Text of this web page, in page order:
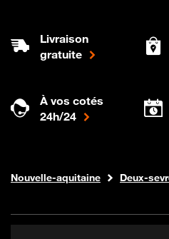
Livraison
gratuite
À vos cotés
24h/24
Boutique Orange
Internet fibre
Nouvelle-aquitaine Deux-